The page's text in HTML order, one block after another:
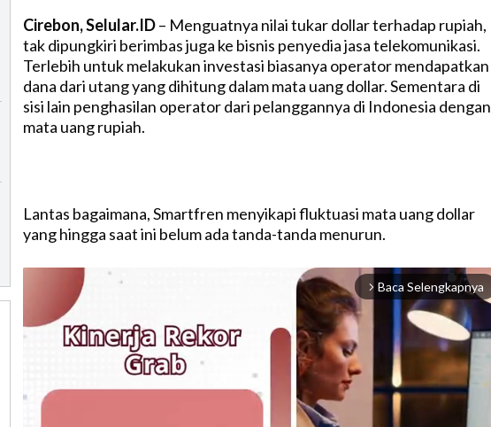
Cirebon, Selular.ID– Menguatnya nilai tukar dollar terhadap rupiah,
tak dipungkiri berimbas juga ke bisnis penyedia jasa telekomunikasi.
Terlebih untuk melakukan investasi biasanya operator mendapatkan
dana dari utang yang dihitung dalam mata uang dollar. Sementara di
sisi lain penghasilan operator dari pelanggannya di Indonesia dengan
mata uang rupiah.
Lantas bagaimana, Smartfren menyikapi fluktuasi mata uang dollar
yang hingga saat ini belum ada tanda-tanda menurun.
arrow_forward_ios Baca Selengkapnya